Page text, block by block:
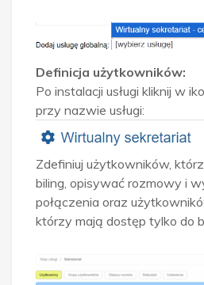
Definicja użytkowników:
Po instalacji usługi kliknij w
przy nazwie usługi:
Zdefiniuj użytkowników,
biling, opisywać rozmowy i
połączenia oraz
którzy mają dostęp tylko do